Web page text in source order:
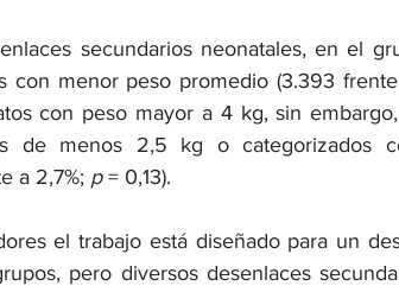
secundarios neonatales, en el
con menor peso promedio (3.393
con peso mayor a 4 kg, sin
de menos 2,5 kg o categorizados
a 2,7%; p = 0,13).
el trabajo está diseñado para un
pero diversos desenlaces